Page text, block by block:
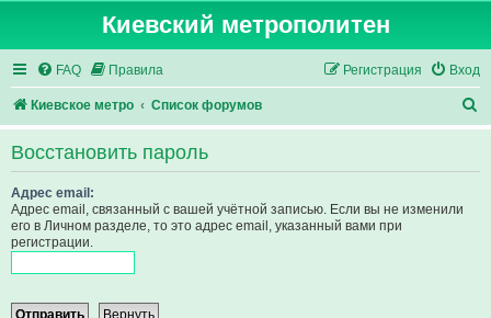
Киевский метрополитен
FAQ Правила Вход
Регистрация
Киевское метро Список форумов
о
Восстановить пароль
Адрес email:
Адрес email, связанный с вашей учётной записью. Если вы не изменили
его в Личном разделе, то это адрес email, указанный вами при
регистрации.